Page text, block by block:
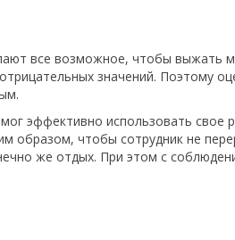
все возможное, чтобы выжать
значений. Поэтому
эффективно использовать свое
образом, чтобы сотрудник не
же отдых. При этом с